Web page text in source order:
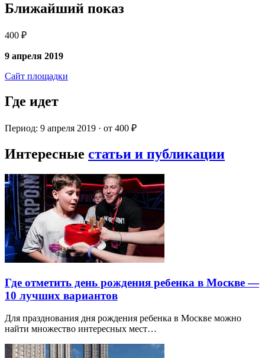
Ближайший показ
400 ₽
9 апреля 2019
Сайт площадки
Где идет
Период: 9 апреля 2019 · от 400 ₽
Интересные статьи и публикации
Где отметить день рождения ребенка в Москве —
10 лучших вариантов
Для празднования дня рождения ребенка в Москве можно
найти множество интересных мест…